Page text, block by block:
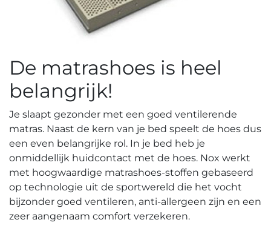
De matrashoes is heel
belangrijk!
Je slaapt gezonder met een goed ventilerende
matras. Naast de kern van je bed speelt de hoes dus
een even belangrijke rol. In je bed heb je
onmiddellijk huidcontact met de hoes. Nox werkt
met hoogwaardige matrashoes-stoffen gebaseerd
op technologie uit de sportwereld die het vocht
bijzonder goed ventileren, anti-allergeen zijn en een
zeer aangenaam comfort verzekeren.